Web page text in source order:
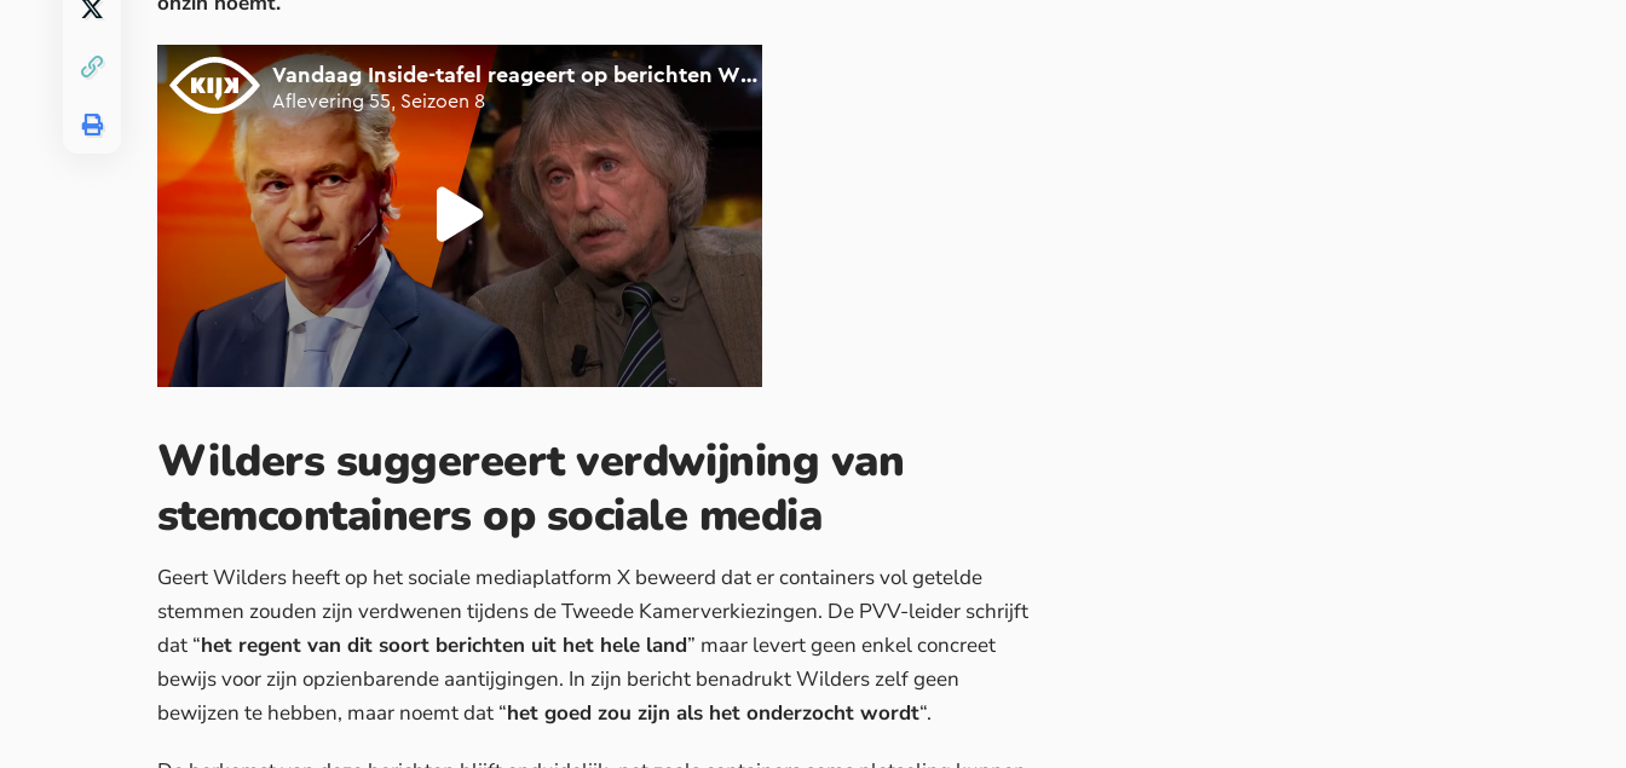
Wilders suggereert verdwijning van
stemcontainers op sociale media
Geert Wilders heeft op het sociale mediaplatform X beweerd dat er containers vol getelde
stemmen zouden zijn verdwenen tijdens de Tweede Kamerverkiezingen. De PVV-leider schrijft
dat “het regent van dit soort berichten uit het hele land” maar levert geen enkel concreet
bewijs voor zijn opzienbarende aantijgingen. In zijn bericht benadrukt Wilders zelf geen
bewijzen te hebben, maar noemt dat “het goed zou zijn als het onderzocht wordt“.